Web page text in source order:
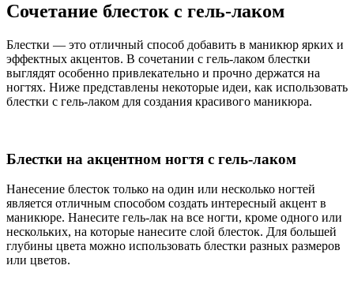
Сочетание блесток с гель-лаком
Блестки — это отличный способ добавить в маникюр ярких и
эффектных акцентов. В сочетании с гель-лаком блестки
выглядят особенно привлекательно и прочно держатся на
ногтях. Ниже представлены некоторые идеи, как использовать
блестки с гель-лаком для создания красивого маникюра.
Блестки на акцентном ногтя с гель-лаком
Нанесение блесток только на один или несколько ногтей
является отличным способом создать интересный акцент в
маникюре. Нанесите гель-лак на все ногти, кроме одного или
нескольких, на которые нанесите слой блесток. Для большей
глубины цвета можно использовать блестки разных размеров
или цветов.